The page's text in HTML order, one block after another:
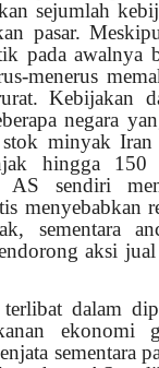
sejumlah
pasar.
pada awalnya
menerus
Kebijakan
negara
stok minyak
hingga
AS sendiri
menyebabkan
sementara
aksi
dalam
ekonomi
sementara